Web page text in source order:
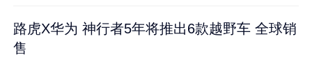
路虎X华为 神行者5年将推出6款越野车 全球销
售